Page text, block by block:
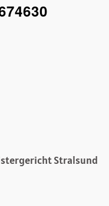
Stralsund